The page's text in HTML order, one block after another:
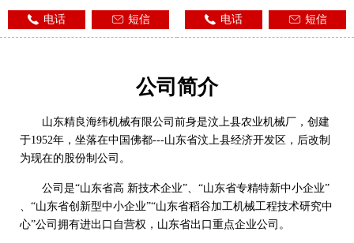
电话 短信 电话 短信
公司简介
山东精良海纬机械有限公司前身是汶上县农业机械厂，创建
于1952年，坐落在中国佛都---山东省汶上县经济开发区，后改制
为现在的股份制公司。
公司是“山东省高 新技术企业”、“山东省专精特新中小企业”
、“山东省创新型中小企业”“山东省稻谷加工机械工程技术研究中
心”公司拥有进出口自营权，山东省出口重点企业公司。